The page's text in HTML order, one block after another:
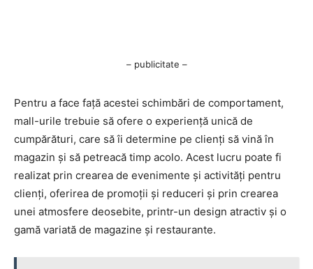
– publicitate –
Pentru a face față acestei schimbări de comportament,
mall-urile trebuie să ofere o experiență unică de
cumpărături, care să îi determine pe clienți să vină în
magazin și să petreacă timp acolo. Acest lucru poate fi
realizat prin crearea de evenimente și activități pentru
clienți, oferirea de promoții și reduceri și prin crearea
unei atmosfere deosebite, printr-un design atractiv și o
gamă variată de magazine și restaurante.